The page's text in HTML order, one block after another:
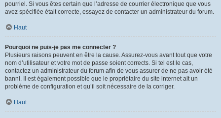
pourriel. Si vous êtes certain que l’adresse de courrier électronique que vous
avez spécifiée était correcte, essayez de contacter un administrateur du forum.
Haut
Pourquoi ne puis-je pas me connecter ?
Plusieurs raisons peuvent en être la cause. Assurez-vous avant tout que votre
nom d’utilisateur et votre mot de passe soient corrects. Si tel est le cas,
contactez un administrateur du forum afin de vous assurer de ne pas avoir été
banni. Il est également possible que le propriétaire du site internet ait un
problème de configuration et qu’il soit nécessaire de la corriger.
Haut